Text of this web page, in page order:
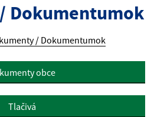
Dokumentumok
/ Dokumentumok
obce
Tlačivá